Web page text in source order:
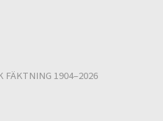
FÄKTNING 1904–2026